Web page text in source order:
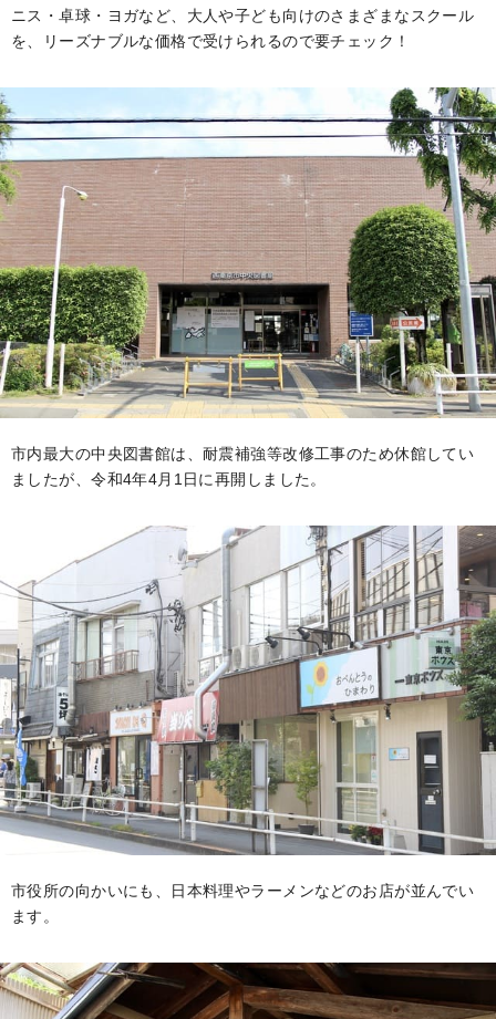
ニス・卓球・ヨガなど、大人や子ども向けのさまざまなスクール
を、リーズナブルな価格で受けられるので要チェック！
市内最大の中央図書館は、耐震補強等改修工事のため休館してい
ましたが、令和4年4月1日に再開しました。
市役所の向かいにも、日本料理やラーメンなどのお店が並んでい
ます。